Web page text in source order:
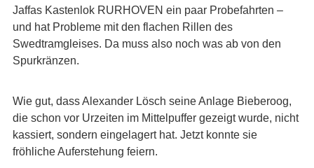
Jaffas Kastenlok RURHOVEN ein paar Probefahrten –
und hat Probleme mit den flachen Rillen des
Swedtramgleises. Da muss also noch was ab von den
Spurkränzen.
Wie gut, dass Alexander Lösch seine Anlage Bieberoog,
die schon vor Urzeiten im Mittelpuffer gezeigt wurde, nicht
kassiert, sondern eingelagert hat. Jetzt konnte sie
fröhliche Auferstehung feiern.